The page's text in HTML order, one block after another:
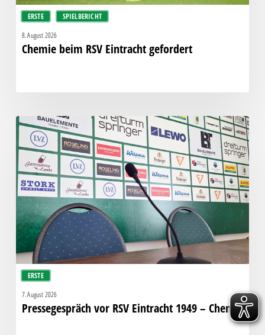
ERSTE SPIELBERICHT
8. August 2026
Chemie beim RSV Eintracht gefordert
ERSTE
Pressegespräch
RSV
Eintracht
1949
–
Chemie
7. August 2026
Pressegespräch vor RSV Eintracht 1949 – Chemie